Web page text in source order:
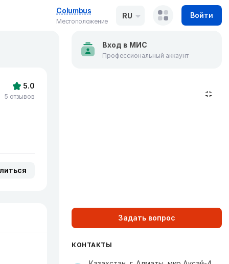
Columbus
Местоположение
RU Войти
5.0
5 отзывов
Вход в МИС
Профессиональный аккаунт
Задать вопрос
КОНТАКТЫ